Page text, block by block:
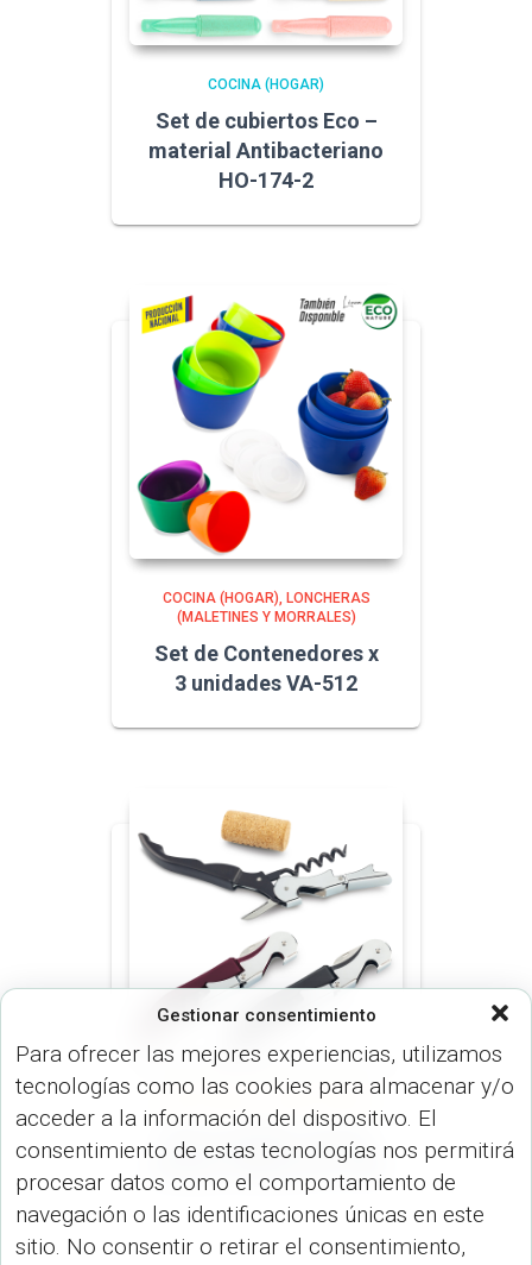
Gestionar consentimiento
Para ofrecer las mejores experiencias, utilizamos
tecnologías como las cookies para almacenar y/o
acceder a la información del dispositivo. El
consentimiento de estas tecnologías nos permitirá
procesar datos como el comportamiento de
navegación o las identificaciones únicas en este
sitio. No consentir o retirar el consentimiento,
COCINA (HOGAR)
Set de cubiertos Eco –
material Antibacteriano
HO-174-2
COCINA (HOGAR)
LONCHERAS
(MALETINES Y MORRALES)
Set de Contenedores x
3 unidades VA-512
COCINA (HOGAR)
Descorchador de dos
tiempos Kiblack HO-295